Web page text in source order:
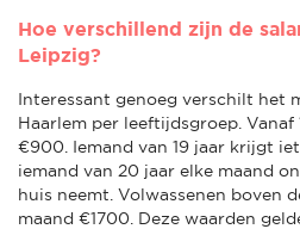
Hoe verschillend zijn de
Leipzig?
Interessant genoeg verschilt het
Haarlem per leeftijdsgroep. Vanaf
€900. Iemand van 19 jaar krijgt
iemand van 20 jaar elke maand
huis neemt. Volwassenen boven
maand €1700. Deze waarden